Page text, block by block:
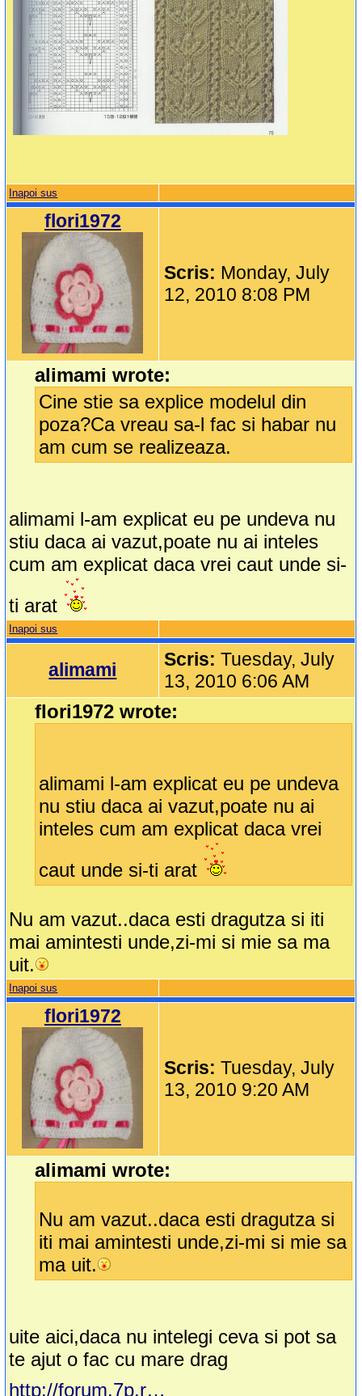
Inapoi sus
flori1972
Scris: Monday, July
12, 2010 8:08 PM
alimami wrote:
Cine stie sa explice modelul din
poza?Ca vreau sa-l fac si habar nu
am cum se realizeaza.
alimami l-am explicat eu pe undeva nu
stiu daca ai vazut,poate nu ai inteles
cum am explicat daca vrei caut unde si-
ti arat
Inapoi sus
alimami Scris:Tuesday, July
13, 2010 6:06 AM
flori1972 wrote:
alimami l-am explicat eu pe undeva
nu stiu daca ai vazut,poate nu ai
inteles cum am explicat daca vrei
caut unde si-ti arat
Nu am vazut..daca esti dragutza si iti
mai amintesti unde,zi-mi si mie sa ma
uit.
Inapoi sus
flori1972
Scris:Tuesday, July
13, 2010 9:20 AM
alimami wrote:
Nu am vazut..daca esti dragutza si
iti mai amintesti unde,zi-mi si mie sa
ma uit.
uite aici,daca nu intelegi ceva si pot sa
te ajut o fac cu mare drag
http://forum.7p.ro/tricotaje-pentru-ea.aspx?g=posts&t=8127&p=14